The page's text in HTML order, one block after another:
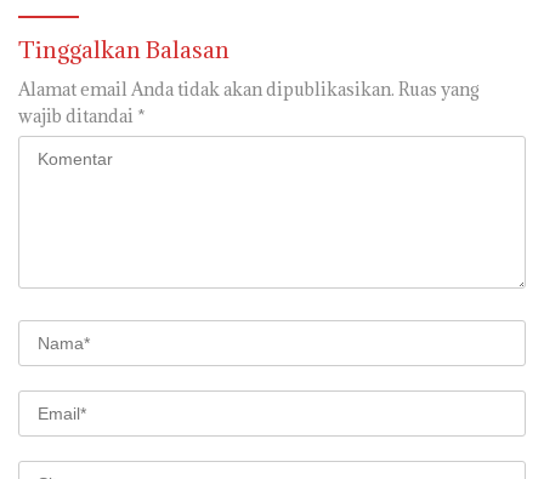
Tinggalkan Balasan
Alamat email Anda tidak akan dipublikasikan. Ruas yang
wajib ditandai *